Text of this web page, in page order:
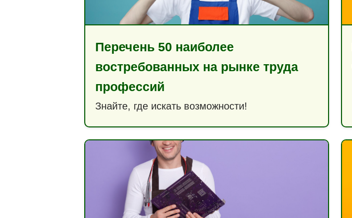
Перечень 50 наиболее
востребованных на рынке труда
профессий
Знайте, где искать возможности!